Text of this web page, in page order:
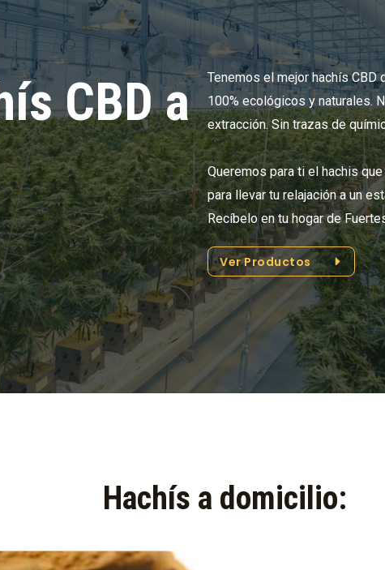
CBD a
Tenemos el mejor hachís
100% ecológicos y naturales.
extracción. Sin trazas de
Queremos para ti el hachis
para llevar tu relajación a un
Recíbelo en tu hogar de
Ver Productos
Hachís a domicilio:​